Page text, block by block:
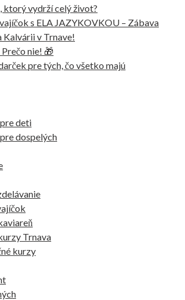
ktorý vydrží celý život?
s ELA JAZYKOVKOU – Zábava
Kalvárii v Trnave!
nie! 🎁
pre tých, čo všetko majú
deti
dospelých
Trnava
kurzy